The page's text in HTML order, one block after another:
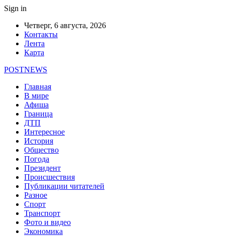
Sign in
Четверг, 6 августа, 2026
Контакты
Лента
Карта
POSTNEWS
Главная
В мире
Афиша
Граница
ДТП
Интересное
История
Общество
Погода
Президент
Происшествия
Публикации читателей
Разное
Спорт
Транспорт
Фото и видео
Экономика